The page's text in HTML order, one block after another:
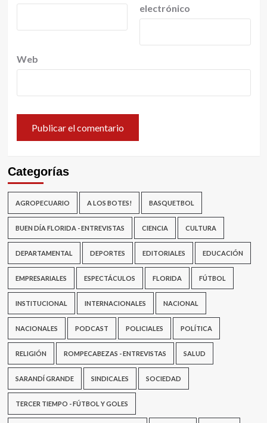
electrónico
Web
Categorías
AGROPECUARIO A LOS BOTES! BASQUETBOL
BUEN DÍA FLORIDA - ENTREVISTAS CIENCIA CULTURA
DEPARTAMENTAL DEPORTES EDITORIALES EDUCACIÓN
EMPRESARIALES ESPECTÁCULOS FLORIDA FÚTBOL
INSTITUCIONAL INTERNACIONALES NACIONAL
NACIONALES PODCAST POLICIALES POLÍTICA
RELIGIÓN ROMPECABEZAS - ENTREVISTAS SALUD
SARANDÍ GRANDE SINDICALES SOCIEDAD
TERCER TIEMPO - FÚTBOL Y GOLES